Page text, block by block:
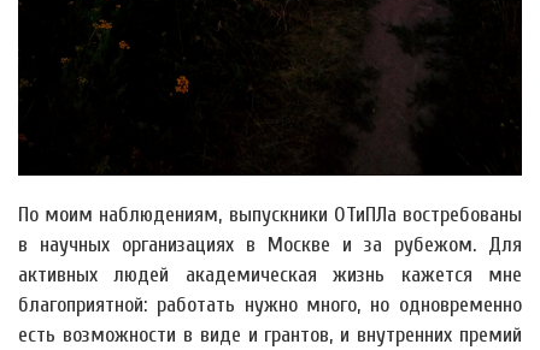
По моим наблюдениям, выпускники ОТиПЛа востребованы
в научных организациях в Москве и за рубежом. Для
активных людей академическая жизнь кажется мне
благоприятной: работать нужно много, но одновременно
есть возможности в виде и грантов, и внутренних премий